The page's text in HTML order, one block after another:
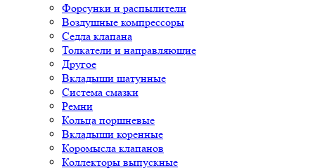
Форсунки и распылители
Воздушные компрессоры
Седла клапана
Толкатели и направляющие
Другое
Вкладыши шатунные
Система смазки
Ремни
Кольца поршневые
Вкладыши коренные
Коромысла клапанов
Коллекторы выпускные